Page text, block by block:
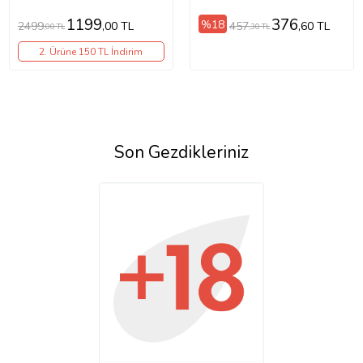
2499,00 TL 1199,00 TL
2. Ürüne 150 TL İndirim
%18 457,30 TL 376,60 TL
Son Gezdikleriniz